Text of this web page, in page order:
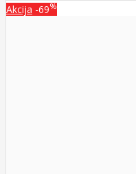
Akcija -69%